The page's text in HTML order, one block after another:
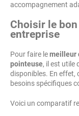
accompagnement
Choisir le
entreprise
Pour faire lemeilleur
pointeuse, il est utile
disponibles. En effet,
besoins spécifiques
Voici un comparatif